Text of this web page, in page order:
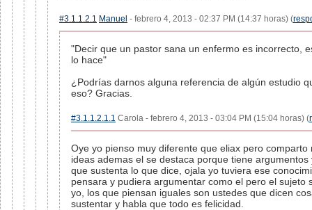
#3.1.1.2.1 Manuel - febrero 4, 2013 - 02:37 PM (14:37 horas) (
"Decir que un pastor sana un enfermo es incorrecto,
lo hace"
¿Podrías darnos alguna referencia de algún estudio
eso? Gracias.
#3.1.1.2.1.1 Carola - febrero 4, 2013 - 03:04 PM (15:04 horas) (
Oye yo pienso muy diferente que eliax pero comparto
ideas ademas el se destaca porque tiene argumentos
que sustenta lo que dice, ojala yo tuviera ese
pensara y pudiera argumentar como el pero el sujeto
yo, los que piensan iguales son ustedes que dicen
sustentar y habla que todo es felicidad.